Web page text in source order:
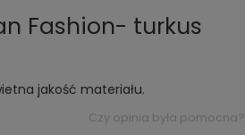
Fashion- turkus
jakość materiału.
Czy opinia była pomocna?